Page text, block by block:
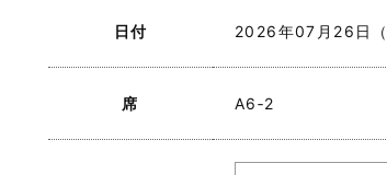
日付 2026年07月26日（
席 A6‐2